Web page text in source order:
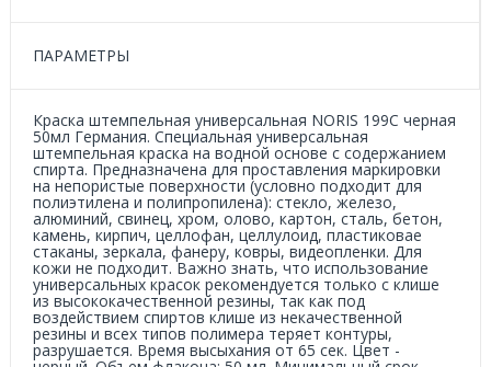
ПАРАМЕТРЫ
Краска штемпельная универсальная NORIS 199C черная
50мл Германия. Специальная универсальная
штемпельная краска на водной основе с содержанием
спирта. Предназначена для проставления маркировки
на непористые поверхности (условно подходит для
полиэтилена и полипропилена): стекло, железо,
алюминий, свинец, хром, олово, картон, сталь, бетон,
камень, кирпич, целлофан, целлулоид, пластиковае
стаканы, зеркала, фанеру, ковры, видеопленки. Для
кожи не подходит. Важно знать, что использование
универсальных красок рекомендуется только с клише
из высококачественной резины, так как под
воздействием спиртов клише из некачественной
резины и всех типов полимера теряет контуры,
разрушается. Время высыхания от 65 сек. Цвет -